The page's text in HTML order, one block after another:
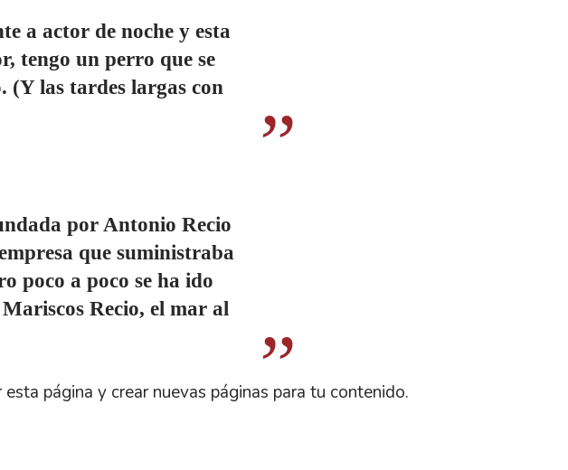
a actor de noche y esta
tengo un perro que se
las tardes largas con
por Antonio Recio
que suministraba
poco a poco se ha ido
Recio, el mar al
esta página y crear nuevas páginas para tu contenido.